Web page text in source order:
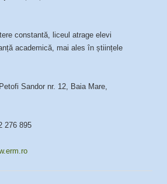
constantă, liceul atrage elevi
academică, mai ales în științele
Sandor nr. 12, Baia Mare,
276 895